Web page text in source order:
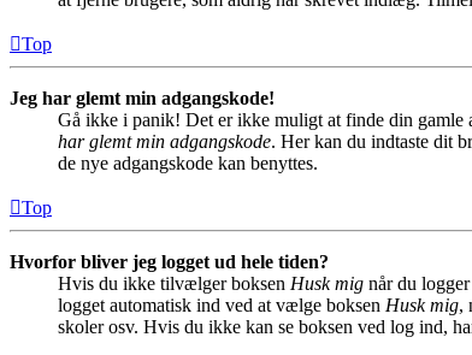
Top
Jeg har glemt min adgangskode!
Gå ikke i panik! Det er ikke muligt at finde din gamle
har glemt min adgangskode. Her kan du indtaste dit
de nye adgangskode kan benyttes.
Top
Hvorfor bliver jeg logget ud hele tiden?
Hvis du ikke tilvælger boksen Husk mig når du
logget automatisk ind ved at vælge boksen Husk mig,
skoler osv. Hvis du ikke kan se boksen ved log ind,